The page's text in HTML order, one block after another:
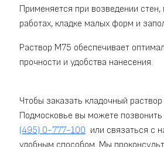
Применяется при возведении
работах, кладке малых форм и
Раствор М75 обеспечивает
прочности и удобства нанесения.
Чтобы заказать кладочный
Подмосковье вы можете
(495) 0-777-100 или связаться с